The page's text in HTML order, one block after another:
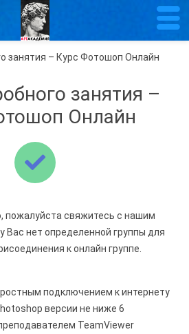
занятия – Курс Фотошоп Онлайн
занятия –
Онлайн
пожалуйста свяжитесь с нашим
Вас нет определенной группы для
к онлайн группе.
подключением к интернету
версии не ниже 6
TeamViewer